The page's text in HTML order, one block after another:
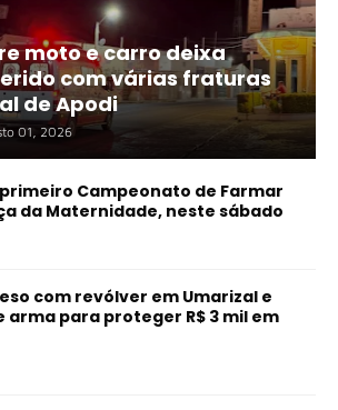
moto e carro deixa
com várias fraturas
de Apodi
01, 2026
Campeonato de Farmar
da Maternidade, neste sábado
com revólver em Umarizal e
arma para proteger R$ 3 mil em